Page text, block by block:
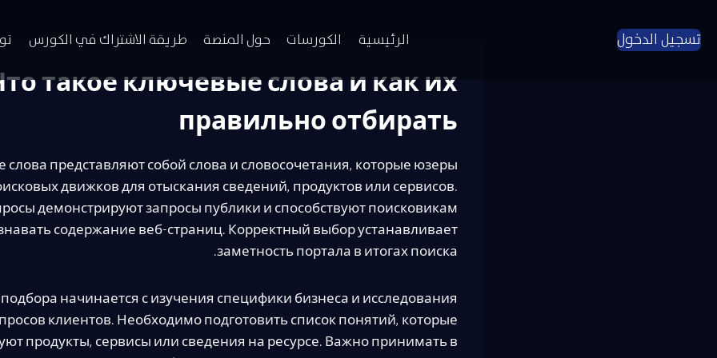
إلى
المحتوى
تسجيل الدخول الرئيسية الكورسات حول المنصة طريقة الاشتراك في الكورس
такое ключевые слова и как их
правильно отбирать
представляют собой слова и словосочетания, которые юзеры
движков для отыскания сведений, продуктов или сервисов.
демонстрируют запросы публики и способствуют поисковикам
содержание веб-страниц. Корректный выбор устанавливает
заметность портала в итогах поиска.
начинается с изучения специфики бизнеса и исследования
клиентов. Необходимо подготовить список понятий, которые
продукты, сервисы или сведения на ресурсе. Важно принимать в